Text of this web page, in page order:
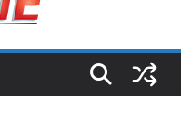
นประชาชน ครั้งที่ 2
“วงเวียนใหญ่–มหาชัย”
านข้อเท็จจริงและการมี
มสนับสนุนนักมวยชาวไทย
ว็บรับรองสถิติมวย หลัง